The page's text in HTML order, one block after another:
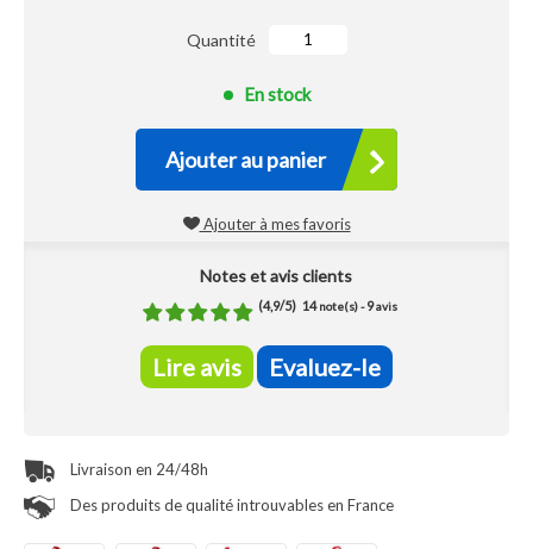
Quantité
En stock
Ajouter au panier
Ajouter à mes favoris
Notes et avis clients
(4,9/5) 14note(s) -9avis
Lire avis Evaluez-le
Livraison en 24/48h
Des produits de qualité introuvables en France